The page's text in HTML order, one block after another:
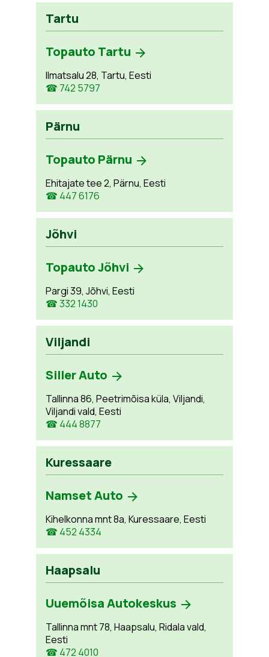
Tartu
Topauto Tartu
Ilmatsalu 28, Tartu, Eesti
☎ 742 5797
Pärnu
Topauto Pärnu
Ehitajate tee 2, Pärnu, Eesti
☎ 447 6176
Jõhvi
Topauto Jõhvi
Pargi 39, Jõhvi, Eesti
☎ 332 1430
Viljandi
Siller Auto
Tallinna 86, Peetrimõisa küla, Viljandi,
Viljandi vald, Eesti
☎ 444 8877
Kuressaare
Namset Auto
Kihelkonna mnt 8a, Kuressaare, Eesti
☎ 452 4334
Haapsalu
Uuemõisa Autokeskus
Tallinna mnt 78, Haapsalu, Ridala vald,
Eesti
☎ 472 4010